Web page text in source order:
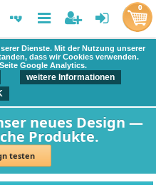
Dienste. Mit der Nutzung unserer
dass wir Cookies verwenden.
Google Analytics.
weitere Informationen
neues Design —
Produkte.
testen
0